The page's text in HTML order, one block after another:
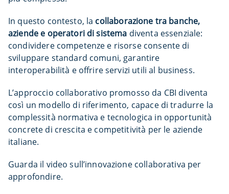
In questo contesto, la collaborazione tra banche,
aziende e operatori di sistema diventa essenziale:
condividere competenze e risorse consente di
sviluppare standard comuni, garantire
interoperabilità e offrire servizi utili al business.
L’approccio collaborativo promosso da CBI diventa
così un modello di riferimento, capace di tradurre la
complessità normativa e tecnologica in opportunità
concrete di crescita e competitività per le aziende
italiane.
Guarda il video sull’innovazione collaborativa per
approfondire.